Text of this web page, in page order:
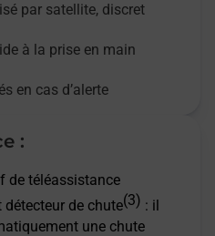
par satellite, discret
à la prise en main
en cas d’alerte
:
de téléassistance
de chute(3) : il
une chute